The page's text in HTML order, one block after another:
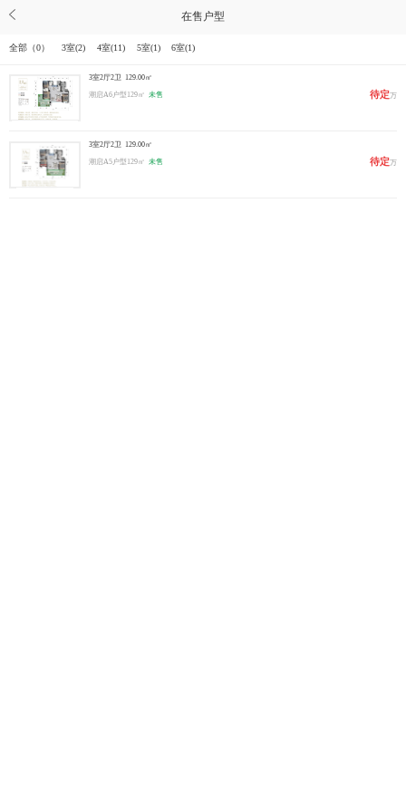
在售户型
全部（0） 3室(2) 4室(11) 5室(1) 6室(1)
3室2厅2卫 129.00㎡
潮启A6户型129㎡ 未售 待定万
3室2厅2卫 129.00㎡
潮启A5户型129㎡ 未售 待定万